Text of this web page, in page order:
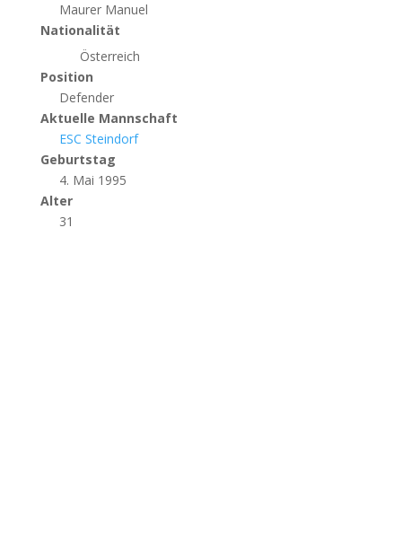
Maurer Manuel
Nationalität
Österreich
Position
Defender
Aktuelle Mannschaft
ESC Steindorf
Geburtstag
4. Mai 1995
Alter
31